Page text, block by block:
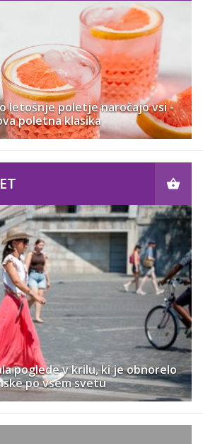
letošnje poletje naročajo vsi -
poletna klasika
poglede v krilu, ki je obnorelo
po vsem svetu